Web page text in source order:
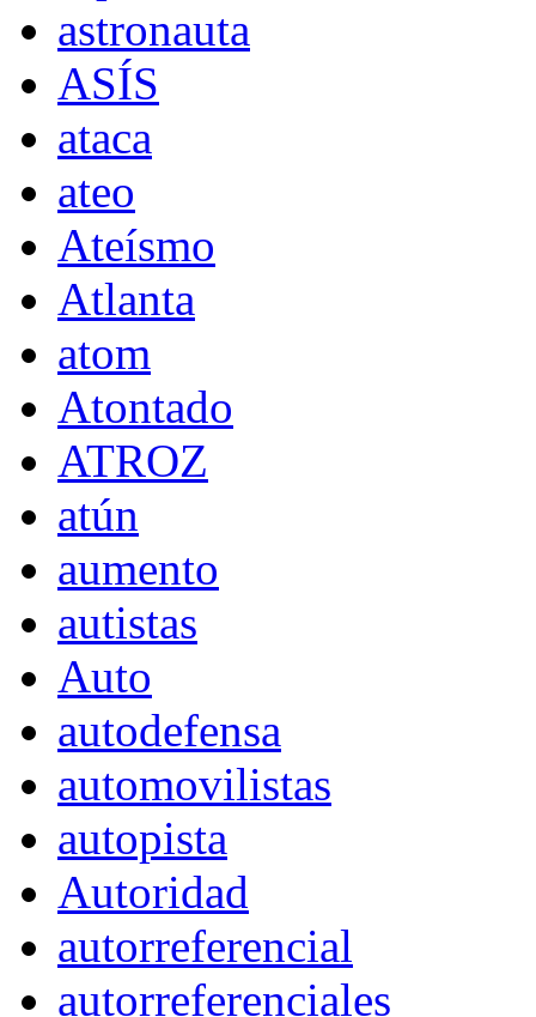
astronauta
ASÍS
ataca
ateo
Ateísmo
Atlanta
atom
Atontado
ATROZ
atún
aumento
autistas
Auto
autodefensa
automovilistas
autopista
Autoridad
autorreferencial
autorreferenciales